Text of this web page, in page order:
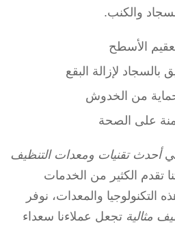
والكنب.
الأسطح
لإزالة البقع
حماية من الخدوش
على الصحة
فيأحدث تقنيات ومعدات التنظيف
تقدم الكثير من الخدمات
التكنولوجيا والمعدات، نوفر
مثالية تجعل عملاءنا سعداء